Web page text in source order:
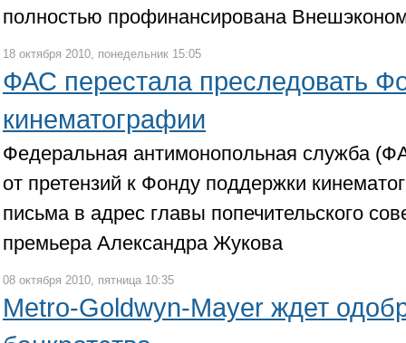
полностью профинансирована
18 октября 2010, понедельник 15:05
ФАС перестала преследовать
кинематографии
Федеральная антимонопольная служба
от претензий к Фонду поддержки
письма в адрес главы попечительского
премьера Александра Жукова
08 октября 2010, пятница 10:35
Metro-Goldwyn-Mayer ждет